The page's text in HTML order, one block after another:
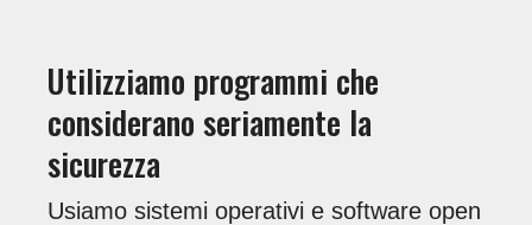
Utilizziamo programmi che
considerano seriamente la
sicurezza
Usiamo sistemi operativi e software open